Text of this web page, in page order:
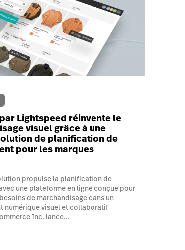
par Lightspeed réinvente le
visuel grâce à une
de planification de
pour les marques
propulse la planification de
une plateforme en ligne conçue pour
de marchandisage dans un
numérique visuel et collaboratif
Inc. lance...